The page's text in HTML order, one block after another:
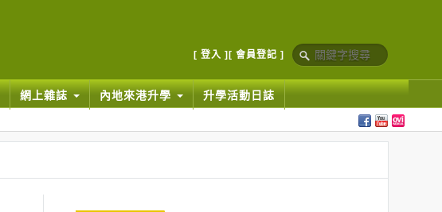
[ 登入 ] [ 會員登記 ]
網上雜誌 內地來港升學 升學活動日誌